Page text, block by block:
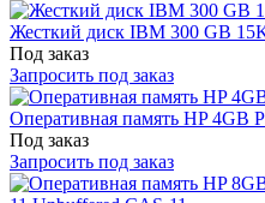
Жесткий диск IBM 300 GB
Под заказ
Запросить под заказ
Оперативная память HP 4GB
Под заказ
Запросить под заказ